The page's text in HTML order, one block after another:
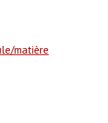
matière